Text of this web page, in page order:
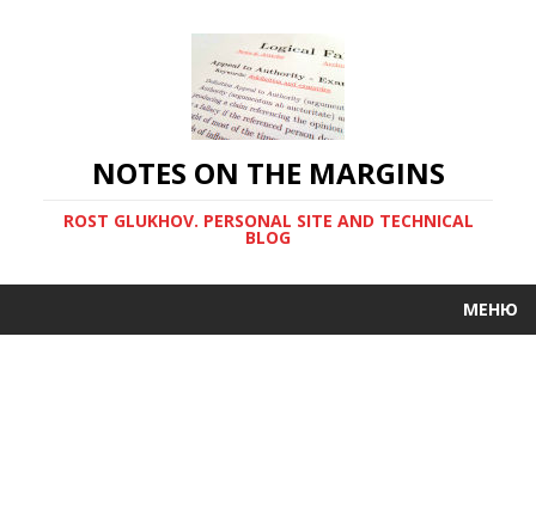
NOTES ON THE MARGINS
ROST GLUKHOV. PERSONAL SITE AND TECHNICAL
BLOG
МЕНЮ